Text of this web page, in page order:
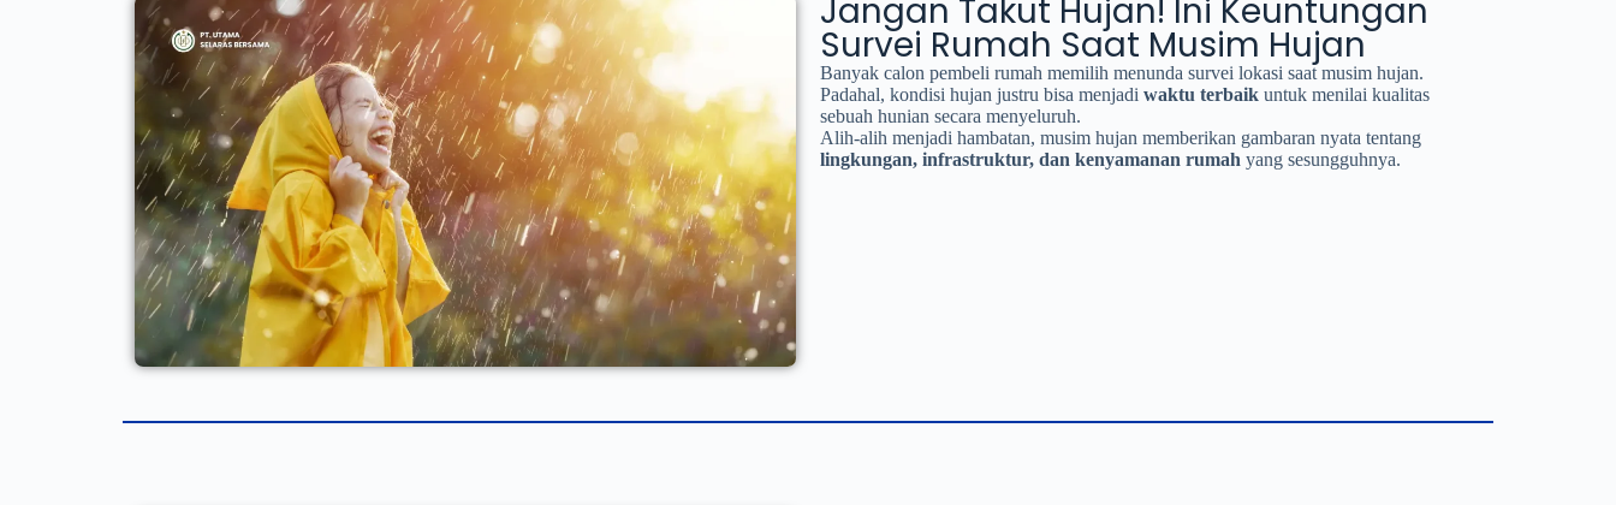
Jangan Takut Hujan! Ini Keuntungan
Survei Rumah Saat Musim Hujan
Banyak calon pembeli rumah memilih menunda survei lokasi saat musim hujan.
Padahal, kondisi hujan justru bisa menjadi waktu terbaik untuk menilai kualitas
sebuah hunian secara menyeluruh.
Alih-alih menjadi hambatan, musim hujan memberikan gambaran nyata tentang
lingkungan, infrastruktur, dan kenyamanan rumah yang sesungguhnya.